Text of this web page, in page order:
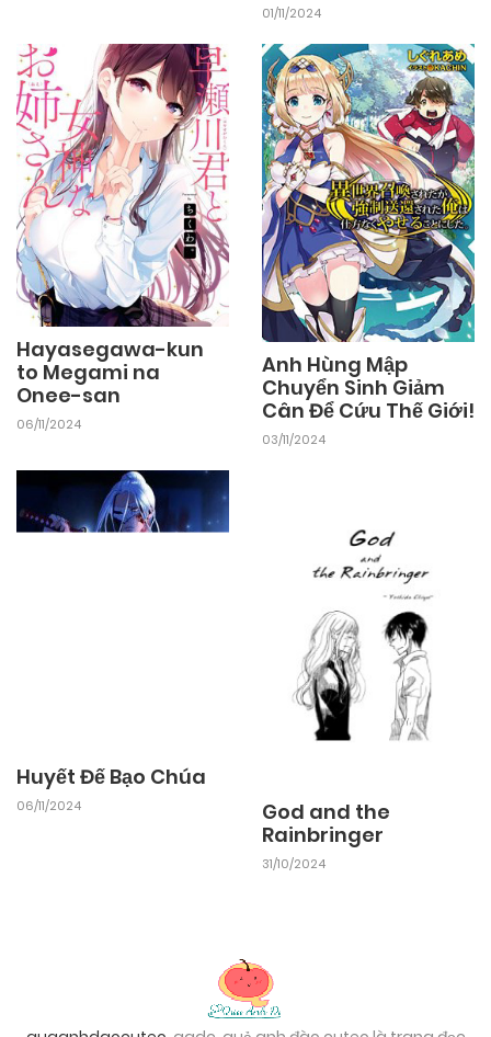
01/11/2024
Hayasegawa-kun
to Megami na
Onee-san
06/11/2024
Anh Hùng Mập
Chuyển Sinh Giảm
Cân Để Cứu Thế Giới!
03/11/2024
Huyết Đế Bạo Chúa
06/11/2024
God and the
Rainbringer
31/10/2024